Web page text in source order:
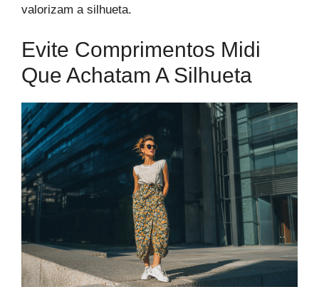
valorizam a silhueta.
Evite Comprimentos Midi
Que Achatam A Silhueta